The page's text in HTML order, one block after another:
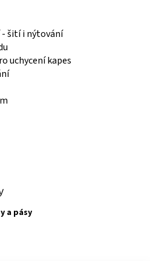
šití i nýtování
uchycení kapes
a pásy